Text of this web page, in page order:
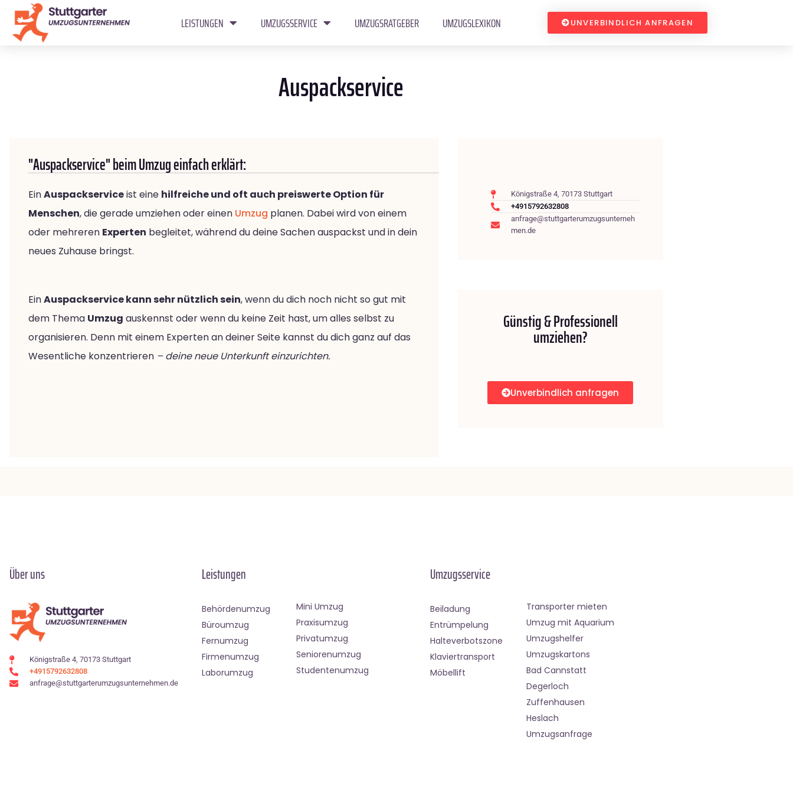
LEISTUNGEN UMZUGSSERVICE UMZUGSRATGEBER UMZUGSLEXIKON UNVERBINDLICH ANFRAGEN
Auspackservice
"Auspackservice" beim Umzug einfach erklärt:
EinAuspackserviceist eine hilfreiche und oft auch preiswerte Option für
Menschen, die gerade umziehen oder einen Umzug planen. Dabei wird von einem
oder mehreren Experten begleitet, während du deine Sachen auspackst und in dein
neues Zuhause bringst.
EinAuspackservice kann sehr nützlich sein, wenn du dich noch nicht so gut mit
dem Thema Umzug auskennst oder wenn du keine Zeit hast, um alles selbst zu
organisieren. Denn mit einem Experten an deiner Seite kannst du dich ganz auf das
Wesentliche konzentrieren – deine neue Unterkunft einzurichten.
Königstraße 4, 70173 Stuttgart
+4915792632808
anfrage@stuttgarterumzugsunterneh
men.de
Günstig & Professionell
umziehen?
Unverbindlich anfragen
Über uns
Königstraße 4, 70173 Stuttgart
+4915792632808
anfrage@stuttgarterumzugsunternehmen.de
Leistungen
Behördenumzug
Büroumzug
Fernumzug
Firmenumzug
Laborumzug
Mini Umzug
Praxisumzug
Privatumzug
Seniorenumzug
Studentenumzug
Umzugsservice
Beiladung
Entrümpelung
Halteverbotszone
Klaviertransport
Möbellift
Transporter mieten
Umzug mit Aquarium
Umzugshelfer
Umzugskartons
Bad Cannstatt
Degerloch
Zuffenhausen
Heslach
Umzugsanfrage